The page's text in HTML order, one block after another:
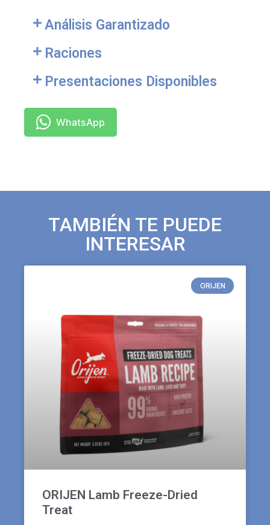
Análisis Garantizado
Raciones
Presentaciones Disponibles
WhatsApp
TAMBIÉN TE PUEDE
INTERESAR
ORIJEN
ORIJEN Lamb Freeze-Dried
Treat